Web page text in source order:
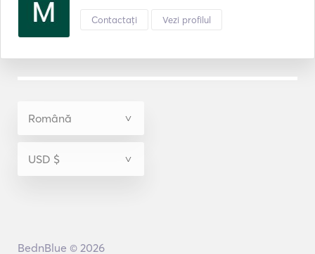
Contactați Vezi profilul
BednBlue © 2026